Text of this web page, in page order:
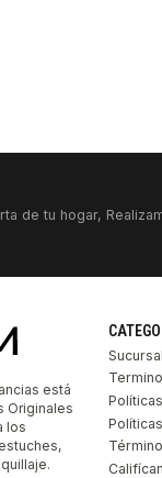
de tu hogar,
está
Originales
los